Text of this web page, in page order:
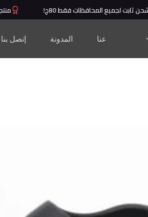
فقط 80ج! منتجات عالية
عنا المدونة إتصل بنا